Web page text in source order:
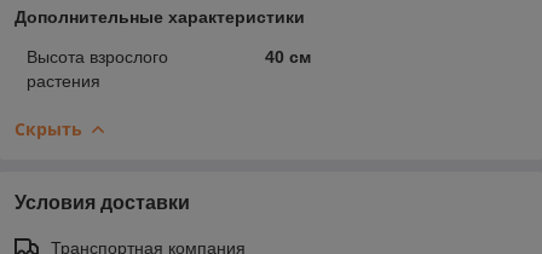
Дополнительные характеристики
Высота взрослого
растения
40 см
Скрыть
Условия доставки
Транспортная компания